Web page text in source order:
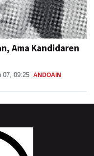
Ama Kandidaren
07, 09:25 ANDOAIN